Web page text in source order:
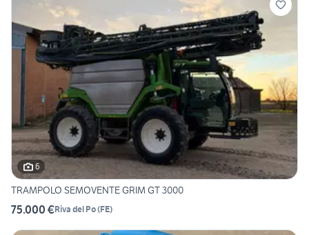
6
TRAMPOLO SEMOVENTE GRIM GT 3000
75.000 €Riva del Po(FE)